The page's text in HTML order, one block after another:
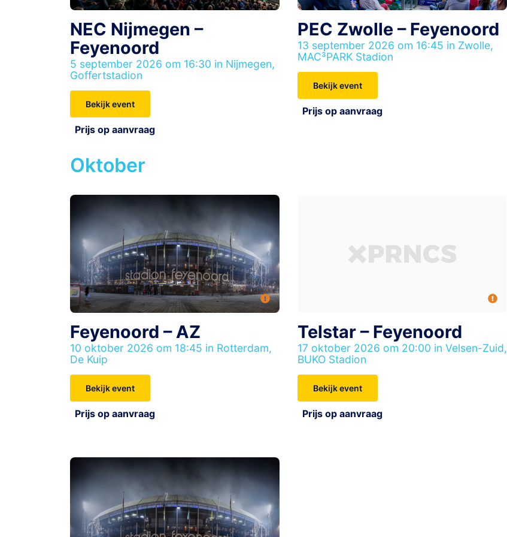
NEC Nijmegen –
Feyenoord
5 september 2026 om 16:30 in Nijmegen,
Goffertstadion
Bekijk event
Prijs op aanvraag
PEC Zwolle – Feyenoord
13 september 2026 om 16:45 in Zwolle,
MAC³PARK Stadion
Bekijk event
Prijs op aanvraag
Oktober
Feyenoord – AZ
10 oktober 2026 om 18:45 in Rotterdam,
De Kuip
Bekijk event
Prijs op aanvraag
Telstar – Feyenoord
17 oktober 2026 om 20:00 in Velsen-Zuid,
BUKO Stadion
Bekijk event
Prijs op aanvraag